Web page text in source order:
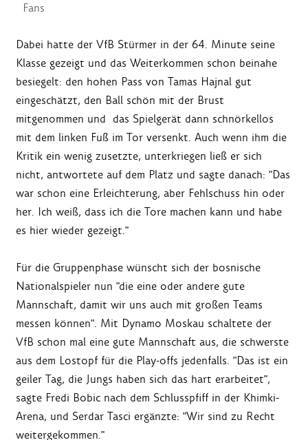
Fans
Dabei hatte der VfB Stürmer in der 64. Minute seine
Klasse gezeigt und das Weiterkommen schon beinahe
besiegelt: den hohen Pass von Tamas Hajnal gut
eingeschätzt, den Ball schön mit der Brust
mitgenommen und das Spielgerät dann schnörkellos
mit dem linken Fuß im Tor versenkt. Auch wenn ihm die
Kritik ein wenig zusetzte, unterkriegen ließ er sich
nicht, antwortete auf dem Platz und sagte danach: "Das
war schon eine Erleichterung, aber Fehlschuss hin oder
her. Ich weiß, dass ich die Tore machen kann und habe
es hier wieder gezeigt."
Für die Gruppenphase wünscht sich der bosnische
Nationalspieler nun "die eine oder andere gute
Mannschaft, damit wir uns auch mit großen Teams
messen können". Mit Dynamo Moskau schaltete der
VfB schon mal eine gute Mannschaft aus, die schwerste
aus dem Lostopf für die Play-offs jedenfalls. "Das ist ein
geiler Tag, die Jungs haben sich das hart erarbeitet",
sagte Fredi Bobic nach dem Schlusspfiff in der Khimki-
Arena, und Serdar Tasci ergänzte: "Wir sind zu Recht
weitergekommen."